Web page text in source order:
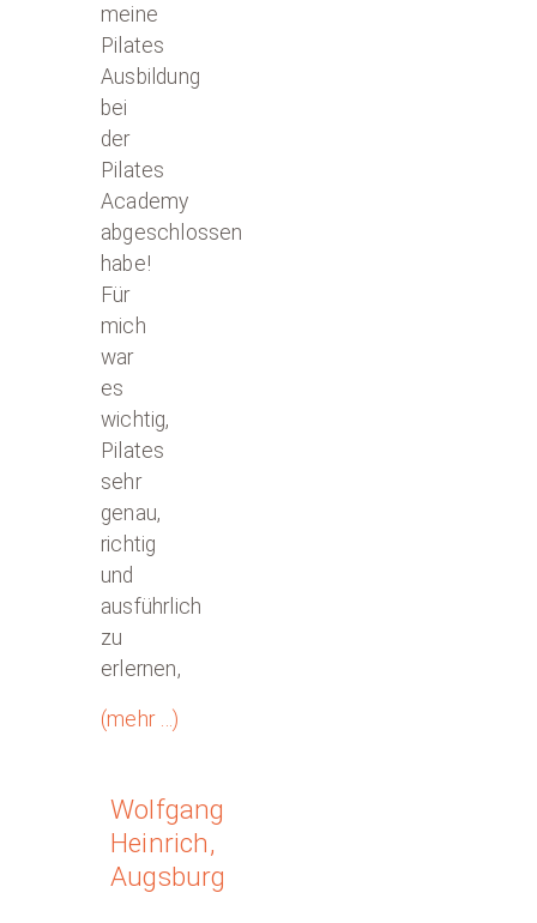
meine
Pilates
Ausbildung
bei
der
Pilates
Academy
abgeschlossen
habe!
Für
mich
war
es
wichtig,
Pilates
sehr
genau,
richtig
und
ausführlich
zu
erlernen,
(mehr …)
Wolfgang
Heinrich,
Augsburg